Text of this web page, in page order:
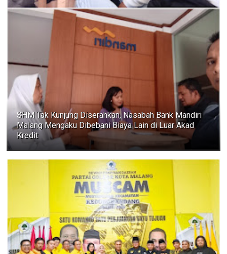
SHM Tak Kunjung Diserahkan, Nasabah Bank Mandiri
Malang Mengaku Dibebani Biaya Lain di Luar Akad
Kredit